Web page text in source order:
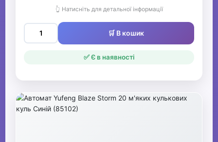
👆 Натисніть для детальної інформації
🛒 В кошик
✅ Є в наявності